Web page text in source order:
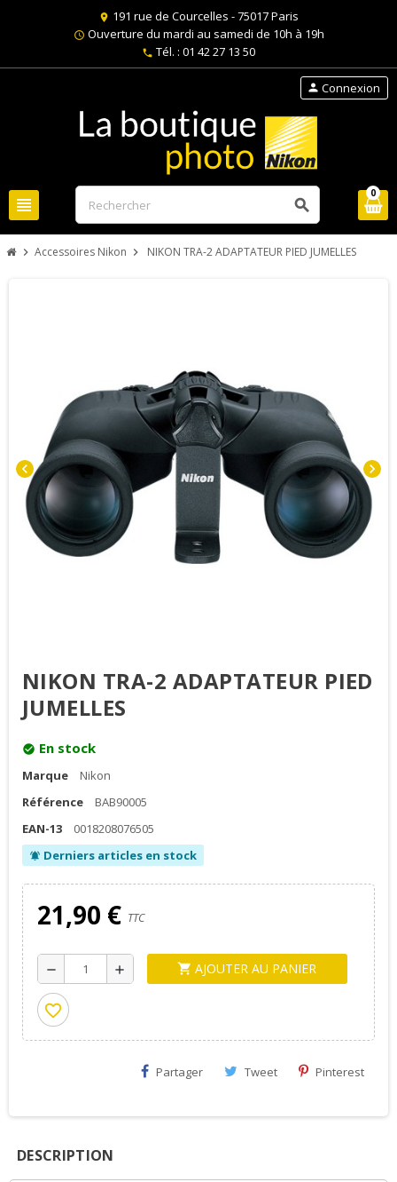
location_on 191 rue de Courcelles - 75017 Paris
schedule Ouverture du mardi au samedi de 10h à 19h
phone Tél. : 01 42 27 13 50
view_headline search
person Connexion
0
chevron_right Accessoires Nikon chevron_right NIKON TRA-2 ADAPTATEUR PIED JUMELLES
chevron_left chevron_right
NIKON TRA-2 ADAPTATEUR PIED
JUMELLES
check_circle En stock
Marque
Nikon
Référence
BAB90005
EAN-13
0018208076505
notifications_active Derniers articles en stock
21,90 € TTC
remove add shopping_cart AJOUTER AU PANIER
favorite_border
Partager Tweet Pinterest
DESCRIPTION